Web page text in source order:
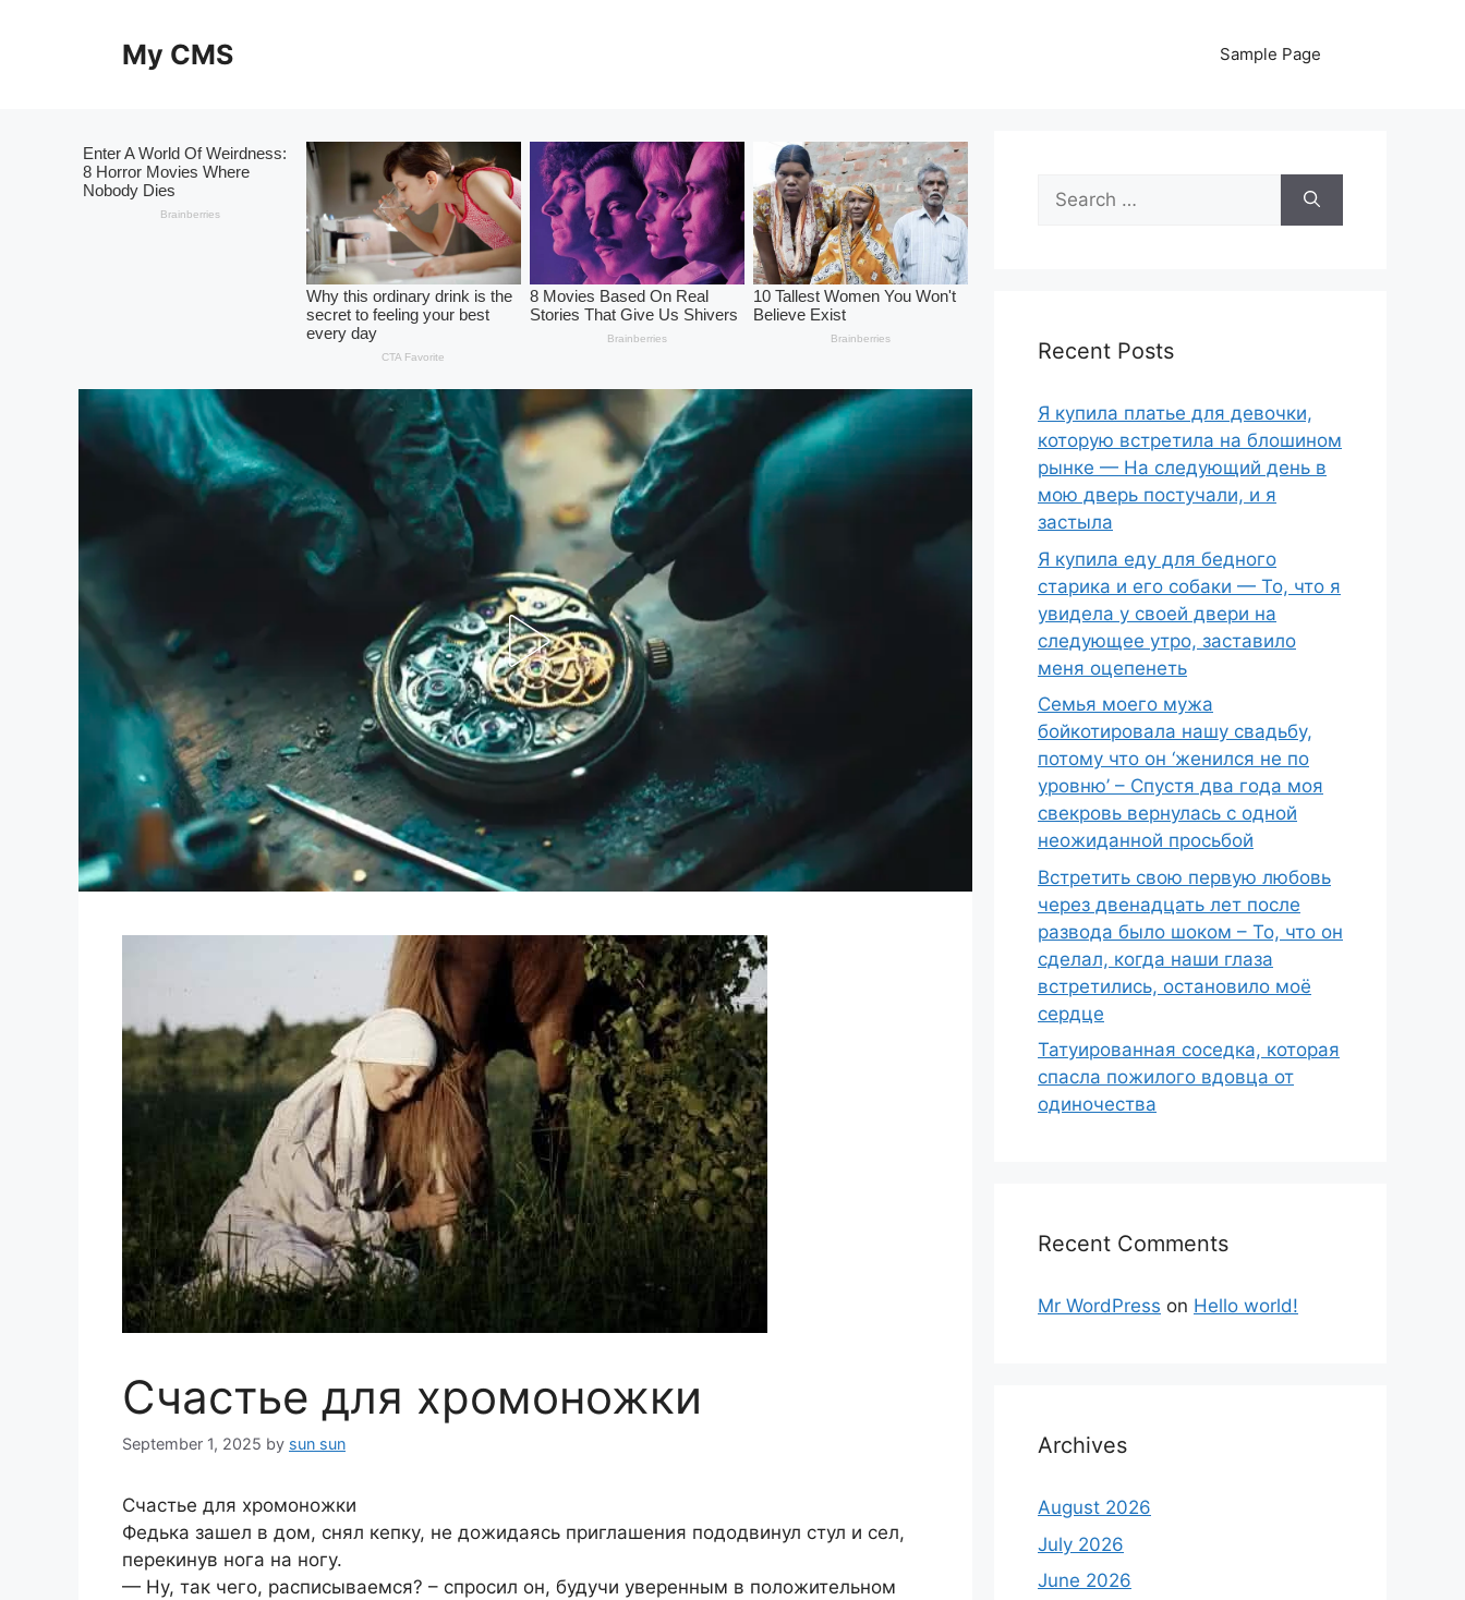
My CMS Sample Page
Счастье для хромоножки
September 1, 2025 by sun sun
Счастье для хромоножки
Федька зашел в дом, снял кепку, не дожидаясь приглашения пододвинул стул и сел,
перекинув нога на ногу.
— Ну, так чего, расписываемся? – спросил он, будучи уверенным в положительном
Search
for:
Recent Posts
Я купила платье для девочки,
которую встретила на блошином
рынке — На следующий день в
мою дверь постучали, и я
застыла
Я купила еду для бедного
старика и его собаки — То, что я
увидела у своей двери на
следующее утро, заставило
меня оцепенеть
Семья моего мужа
бойкотировала нашу свадьбу,
потому что он ‘женился не по
уровню’ – Спустя два года моя
свекровь вернулась с одной
неожиданной просьбой
Встретить свою первую любовь
через двенадцать лет после
развода было шоком – То, что он
сделал, когда наши глаза
встретились, остановило моё
сердце
Татуированная соседка, которая
спасла пожилого вдовца от
одиночества
Recent Comments
Mr WordPress on Hello world!
Archives
August 2026
July 2026
June 2026